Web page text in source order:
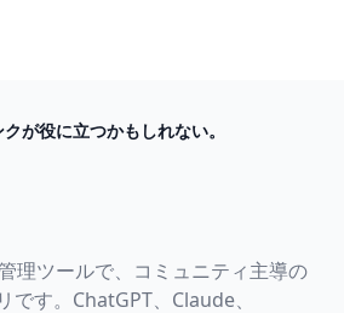
が役に立つかもしれない。
理ツールで、コミュニティ主導の
です。ChatGPT、Claude、